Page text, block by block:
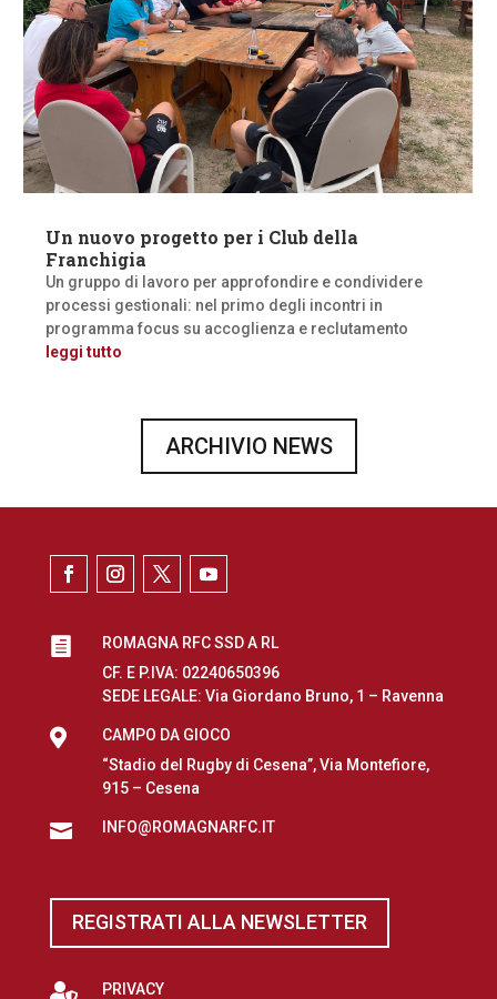
Un nuovo progetto per i Club della
Franchigia
Un gruppo di lavoro per approfondire e condividere
processi gestionali: nel primo degli incontri in
programma focus su accoglienza e reclutamento
leggi tutto
ARCHIVIO NEWS

ROMAGNA RFC SSD A RL
CF. E P.IVA: 02240650396
SEDE LEGALE: Via Giordano Bruno, 1 – Ravenna

CAMPO DA GIOCO
“Stadio del Rugby di Cesena”, Via Montefiore,
915 – Cesena
 INFO@ROMAGNARFC.IT
REGISTRATI ALLA NEWSLETTER
 PRIVACY